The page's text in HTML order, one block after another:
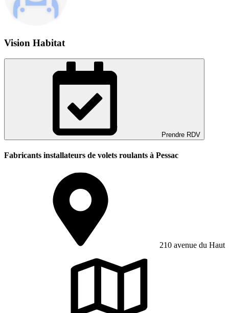
Vision Habitat
Prendre RDV
Fabricants installateurs de volets roulants à Pessac
210 avenue du Haut